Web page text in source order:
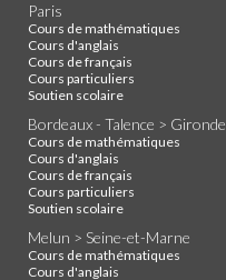
Paris
Cours de mathématiques
Cours d'anglais
Cours de français
Cours particuliers
Soutien scolaire
Bordeaux - Talence > Gironde
Cours de mathématiques
Cours d'anglais
Cours de français
Cours particuliers
Soutien scolaire
Melun > Seine-et-Marne
Cours de mathématiques
Cours d'anglais